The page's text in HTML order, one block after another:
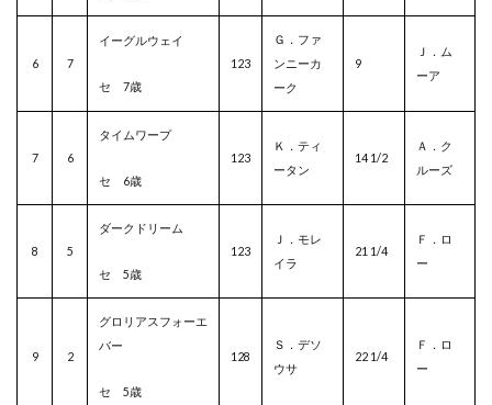
6 7
イーグルウェイ
セ 7歳
123
Ｇ．ファ
ンニーカ
ーク
9
Ｊ．ム
ーア
7 6
タイムワープ
セ 6歳
123
Ｋ．ティ
ータン
14 1/2
Ａ．ク
ルーズ
8 5
ダークドリーム
セ 5歳
123
Ｊ．モレ
イラ
21 1/4
Ｆ．ロ
ー
9 2
グロリアスフォーエ
バー
セ 5歳
128
Ｓ．デソ
ウサ
22 1/4
Ｆ．ロ
ー